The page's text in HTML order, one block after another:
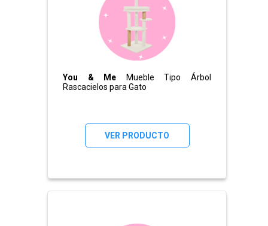
You & Me
Mueble Tipo Árbol
Rascacielos para Gato
VER PRODUCTO